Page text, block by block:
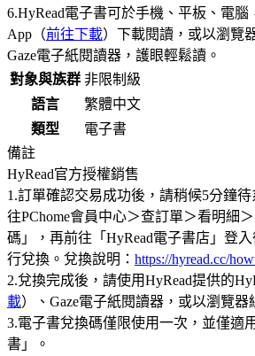
6.HyRead電子書可於手機、平板、電腦
App（前往下載）下載閱讀，或以瀏覽
Gaze電子紙閱讀器，護眼輕鬆讀。
對象與族群 非限制級
語言
繁體中文
類型
電子書
備註
HyRead官方授權銷售
1.訂單確認交易成功後，請稍候5分鐘
往PChome會員中心＞查訂單＞看明細
碼」，再前往「HyRead電子書店」登
行兌換。兌換說明： https://hyread.cc/
2.兌換完成後，請使用HyRead提供的
載）、Gaze電子紙閱讀器，或以瀏覽器
3.電子書兌換碼僅限使用一次，並僅適
書」。